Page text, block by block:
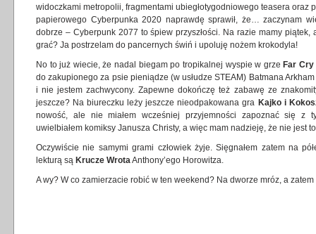
widoczkami metropolii, fragmentami ubiegłotygodniowego teasera oraz
papierowego Cyberpunka 2020 naprawdę sprawił, że… zaczynam
dobrze – Cyberpunk 2077 to śpiew przyszłości. Na razie mamy
grać? Ja postrzelam do pancernych świń i upoluję nożem krokodyla!
No to już wiecie, że nadal biegam po tropikalnej wyspie w grze Far Cry
do zakupionego za psie pieniądze (w usłudze STEAM) Batmana
i nie jestem zachwycony. Zapewne dokończę też zabawę ze
jeszcze? Na biureczku leży jeszcze nieodpakowana gra Kajko i
nowość, ale nie miałem wcześniej przyjemności zapoznać się z
uwielbiałem komiksy Janusza Christy, a więc mam nadzieję, że nie jest
Oczywiście nie samymi grami człowiek żyje. Sięgnałem zatem na
lekturą są Krucze WrotaAnthony’ego Horowitza.
A wy? W co zamierzacie robić w ten weekend? Na dworze mróz, a